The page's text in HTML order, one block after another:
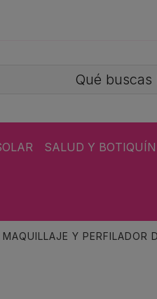
SALUD Y BOTIQUÍN
MAQUILLAJE Y PERFILADOR